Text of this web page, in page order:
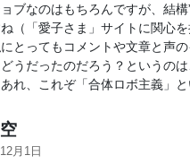
ブなのはもちろんですが、結
（「愛子さま」サイトに関心
とってもコメントや文章と声
うだったのだろう？というの
れ、これぞ「合体ロボ主義」と
月1日